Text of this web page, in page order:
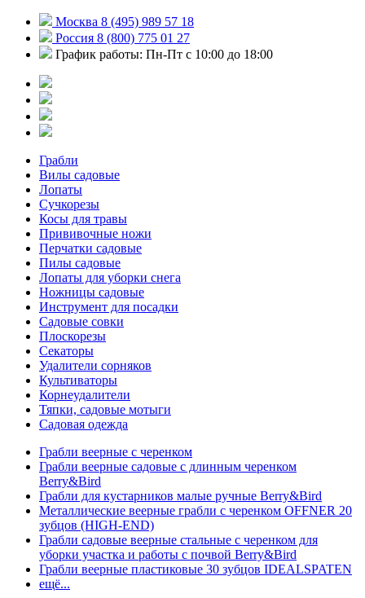
Москва 8 (495) 989 57 18
Россия 8 (800) 775 01 27
График работы: Пн-Пт с 10:00 до 18:00
Грабли
Вилы садовые
Лопаты
Сучкорезы
Косы для травы
Прививочные ножи
Перчатки садовые
Пилы садовые
Лопаты для уборки снега
Ножницы садовые
Инструмент для посадки
Садовые совки
Плоскорезы
Секаторы
Удалители сорняков
Культиваторы
Корнеудалители
Тяпки, садовые мотыги
Садовая одежда
Грабли веерные с черенком
Грабли веерные садовые с длинным черенком
Berry&Bird
Грабли для кустарников малые ручные Berry&Bird
Металлические веерные грабли с черенком OFFNER 20
зубцов (HIGH-END)
Грабли садовые веерные стальные с черенком для
уборки участка и работы с почвой Berry&Bird
Грабли веерные пластиковые 30 зубцов IDEALSPATEN
ещё...